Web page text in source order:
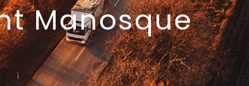
Manosque